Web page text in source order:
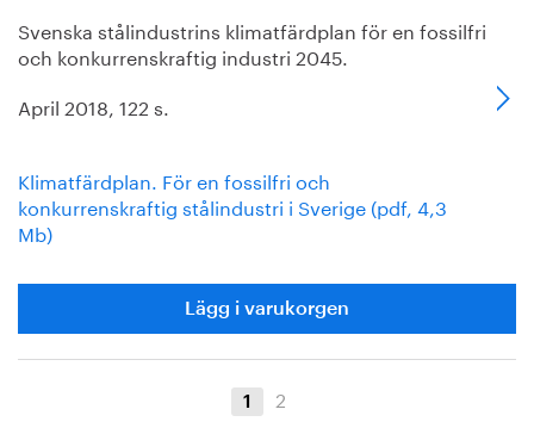
Svenska stålindustrins klimatfärdplan för en fossilfri
och konkurrenskraftig industri 2045.
April 2018, 122 s.
Klimatfärdplan. För en fossilfri och
konkurrenskraftig stålindustri i Sverige (pdf, 4,3
Mb)
Lägg i varukorgen
1 2